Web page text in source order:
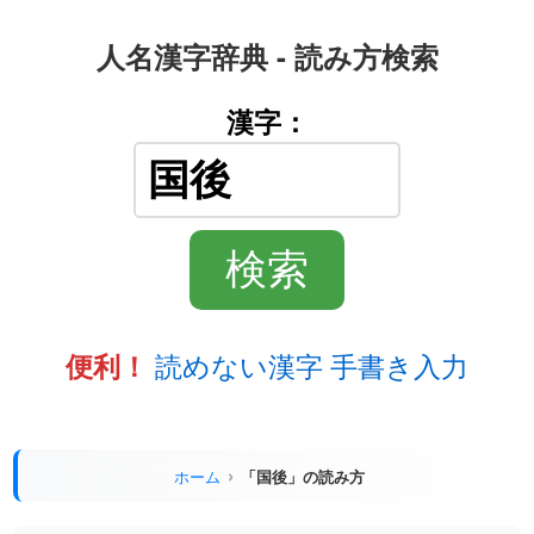
人名漢字辞典 - 読み方検索
漢字：
便利！ 読めない漢字 手書き入力
ホーム 「国後」の読み方